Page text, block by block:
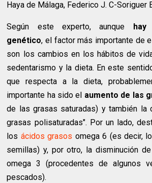
Haya de Málaga, Federico J. C-Soriguer
Según este experto, aunque
genético, el factor más importante de
son los cambios en los hábitos de
sedentarismo y la dieta. En este
que respecta a la dieta,
importante ha sido el aumento de las
de las grasas saturadas) y también la
grasas polisaturadas". Por un lado,
los ácidos grasos omega 6 (es decir,
semillas) y, por otro, la disminución
omega 3 (procedentes de algunos
pescados).